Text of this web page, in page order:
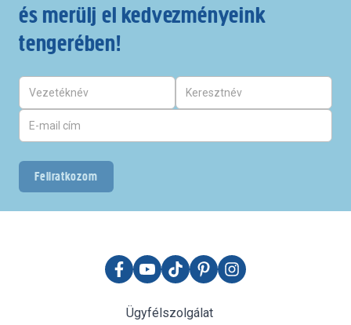
és merülj el kedvezményeink
tengerében!
Feliratkozom
Ügyfélszolgálat